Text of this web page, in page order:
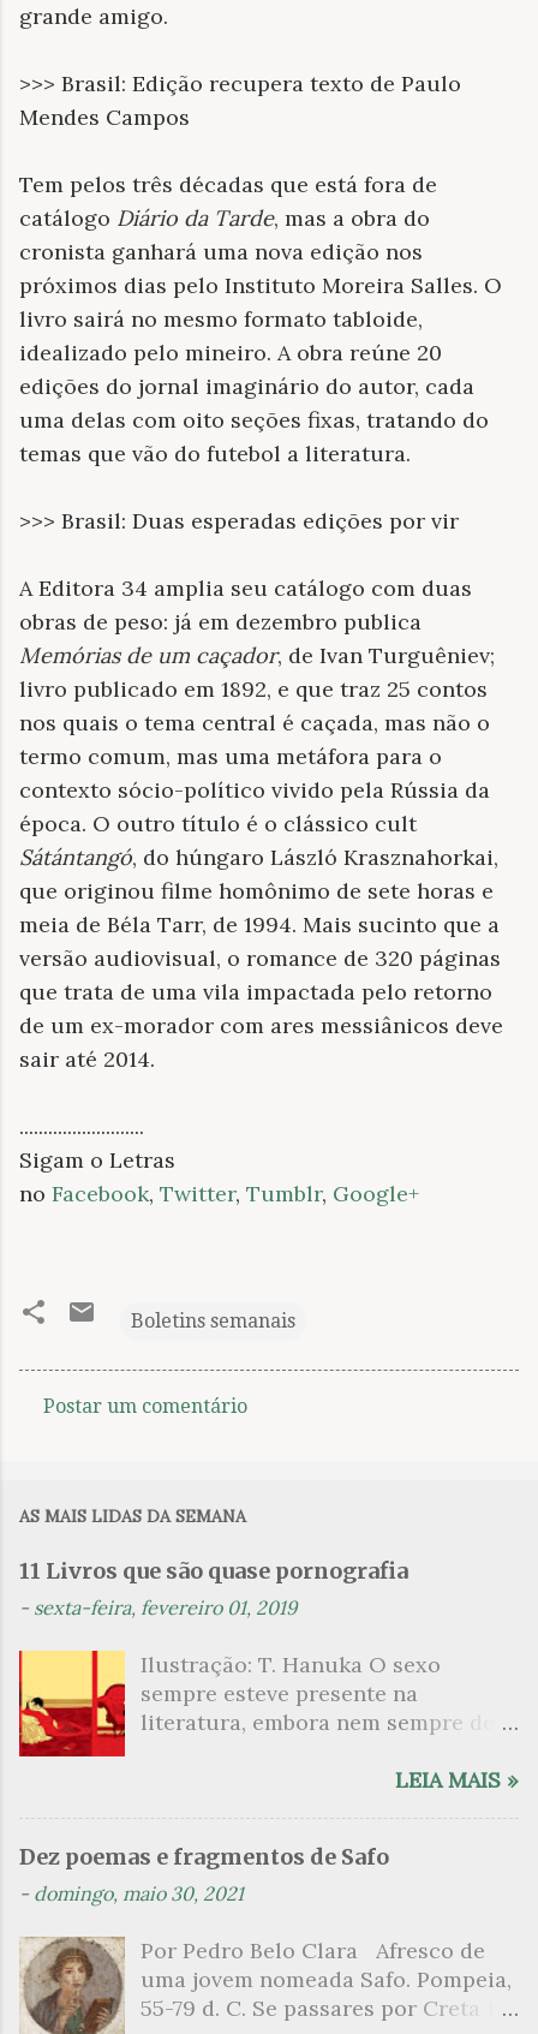
grande amigo.
>>> Brasil: Edição recupera texto de Paulo
Mendes Campos
Tem pelos três décadas que está fora de
catálogo Diário da Tarde, mas a obra do
cronista ganhará uma nova edição nos
próximos dias pelo Instituto Moreira Salles. O
livro sairá no mesmo formato tabloide,
idealizado pelo mineiro. A obra reúne 20
edições do jornal imaginário do autor, cada
uma delas com oito seções fixas, tratando do
temas que vão do futebol a literatura.
>>> Brasil: Duas esperadas edições por vir
A Editora 34 amplia seu catálogo com duas
obras de peso: já em dezembro publica
Memórias de um caçador, de Ivan Turguêniev;
livro publicado em 1892, e que traz 25 contos
nos quais o tema central é caçada, mas não o
termo comum, mas uma metáfora para o
contexto sócio-político vivido pela Rússia da
época. O outro título é o clássico cult
Sátántangó, do húngaro László Krasznahorkai,
que originou filme homônimo de sete horas e
meia de Béla Tarr, de 1994. Mais sucinto que a
versão audiovisual, o romance de 320 páginas
que trata de uma vila impactada pelo retorno
de um ex-morador com ares messiânicos deve
sair até 2014.
..........................
Sigam o Letras
no Facebook, Twitter, Tumblr, Google+
Boletins semanais
n
t
i
o
Postar um comentário
AS MAIS LIDAS DA SEMANA
11 Livros que são quase pornografia
- sexta-feira, fevereiro 01, 2019
Ilustração: T. Hanuka O sexo
sempre esteve presente na
literatura, embora nem sempre de
que mergulharam em sua própria
psicanalítico e findaram por revelar
a partir dessa intimidade o lado
apresenta um conjunto de livros
nos quais os escritores se
desnudam, livros que dispensam o
LEIA MAIS »
Dez poemas e fragmentos de Safo
- domingo, maio 30, 2021
Por Pedro Belo Clara Afresco de
uma jovem nomeada Safo. Pompeia,
55-79 d. C. Se passares por Creta 1